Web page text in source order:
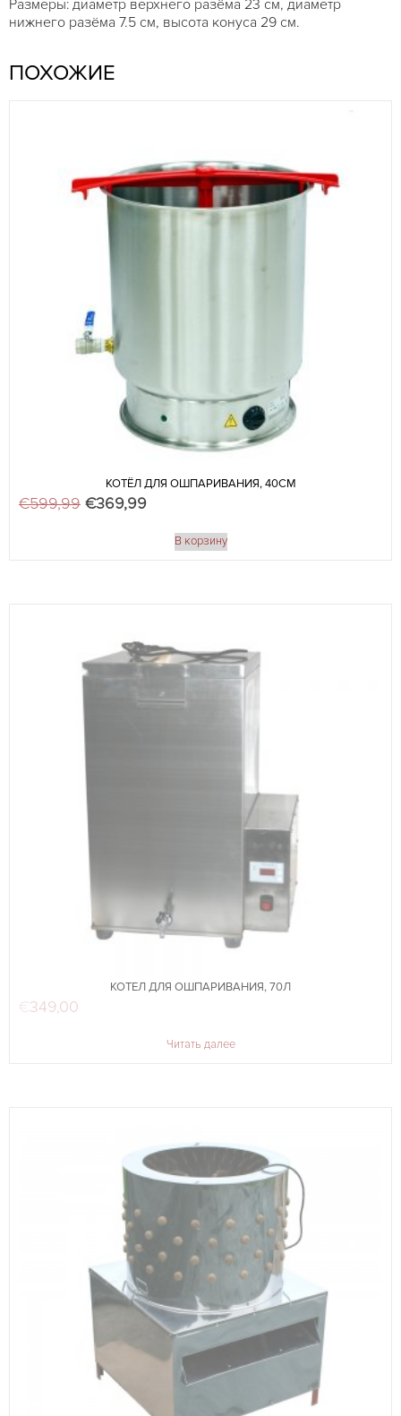
Размеры: диаметр верхнего разёма 23 см, диаметр
нижнего разёма 7.5 см, высота конуса 29 см.
ПОХОЖИЕ
КОТЁЛ ДЛЯ ОШПАРИВАНИЯ, 40СМ
€599,99 Первоначальная цена составляла
€369,99
В корзину
КОТЕЛ ДЛЯ ОШПАРИВАНИЯ, 70Л
€349,00
Читать далее